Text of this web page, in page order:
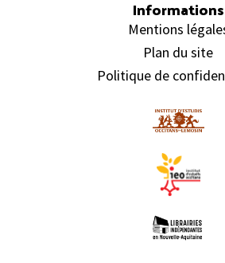
Informations
Mentions
Plan du site
Politique de